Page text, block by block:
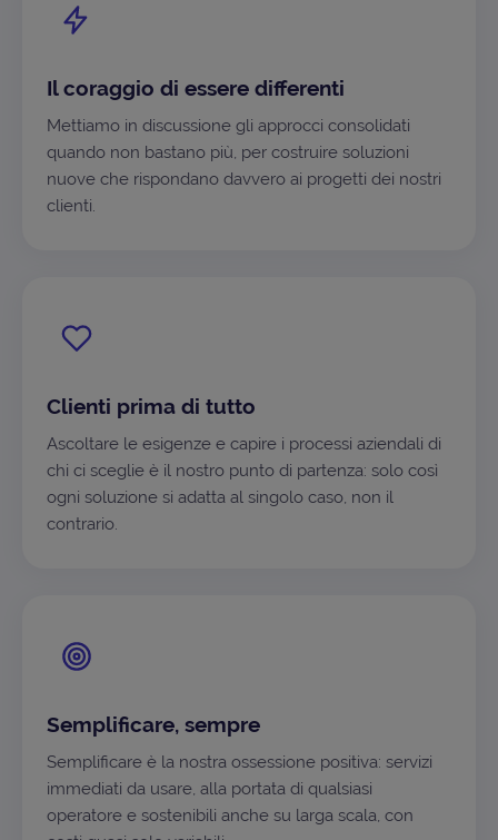
Il coraggio di essere differenti
Mettiamo in discussione gli approcci consolidati
quando non bastano più, per costruire soluzioni
nuove che rispondano davvero ai progetti dei nostri
clienti.
Clienti prima di tutto
Ascoltare le esigenze e capire i processi aziendali di
chi ci sceglie è il nostro punto di partenza: solo così
ogni soluzione si adatta al singolo caso, non il
contrario.
Semplificare, sempre
Semplificare è la nostra ossessione positiva: servizi
immediati da usare, alla portata di qualsiasi
operatore e sostenibili anche su larga scala, con